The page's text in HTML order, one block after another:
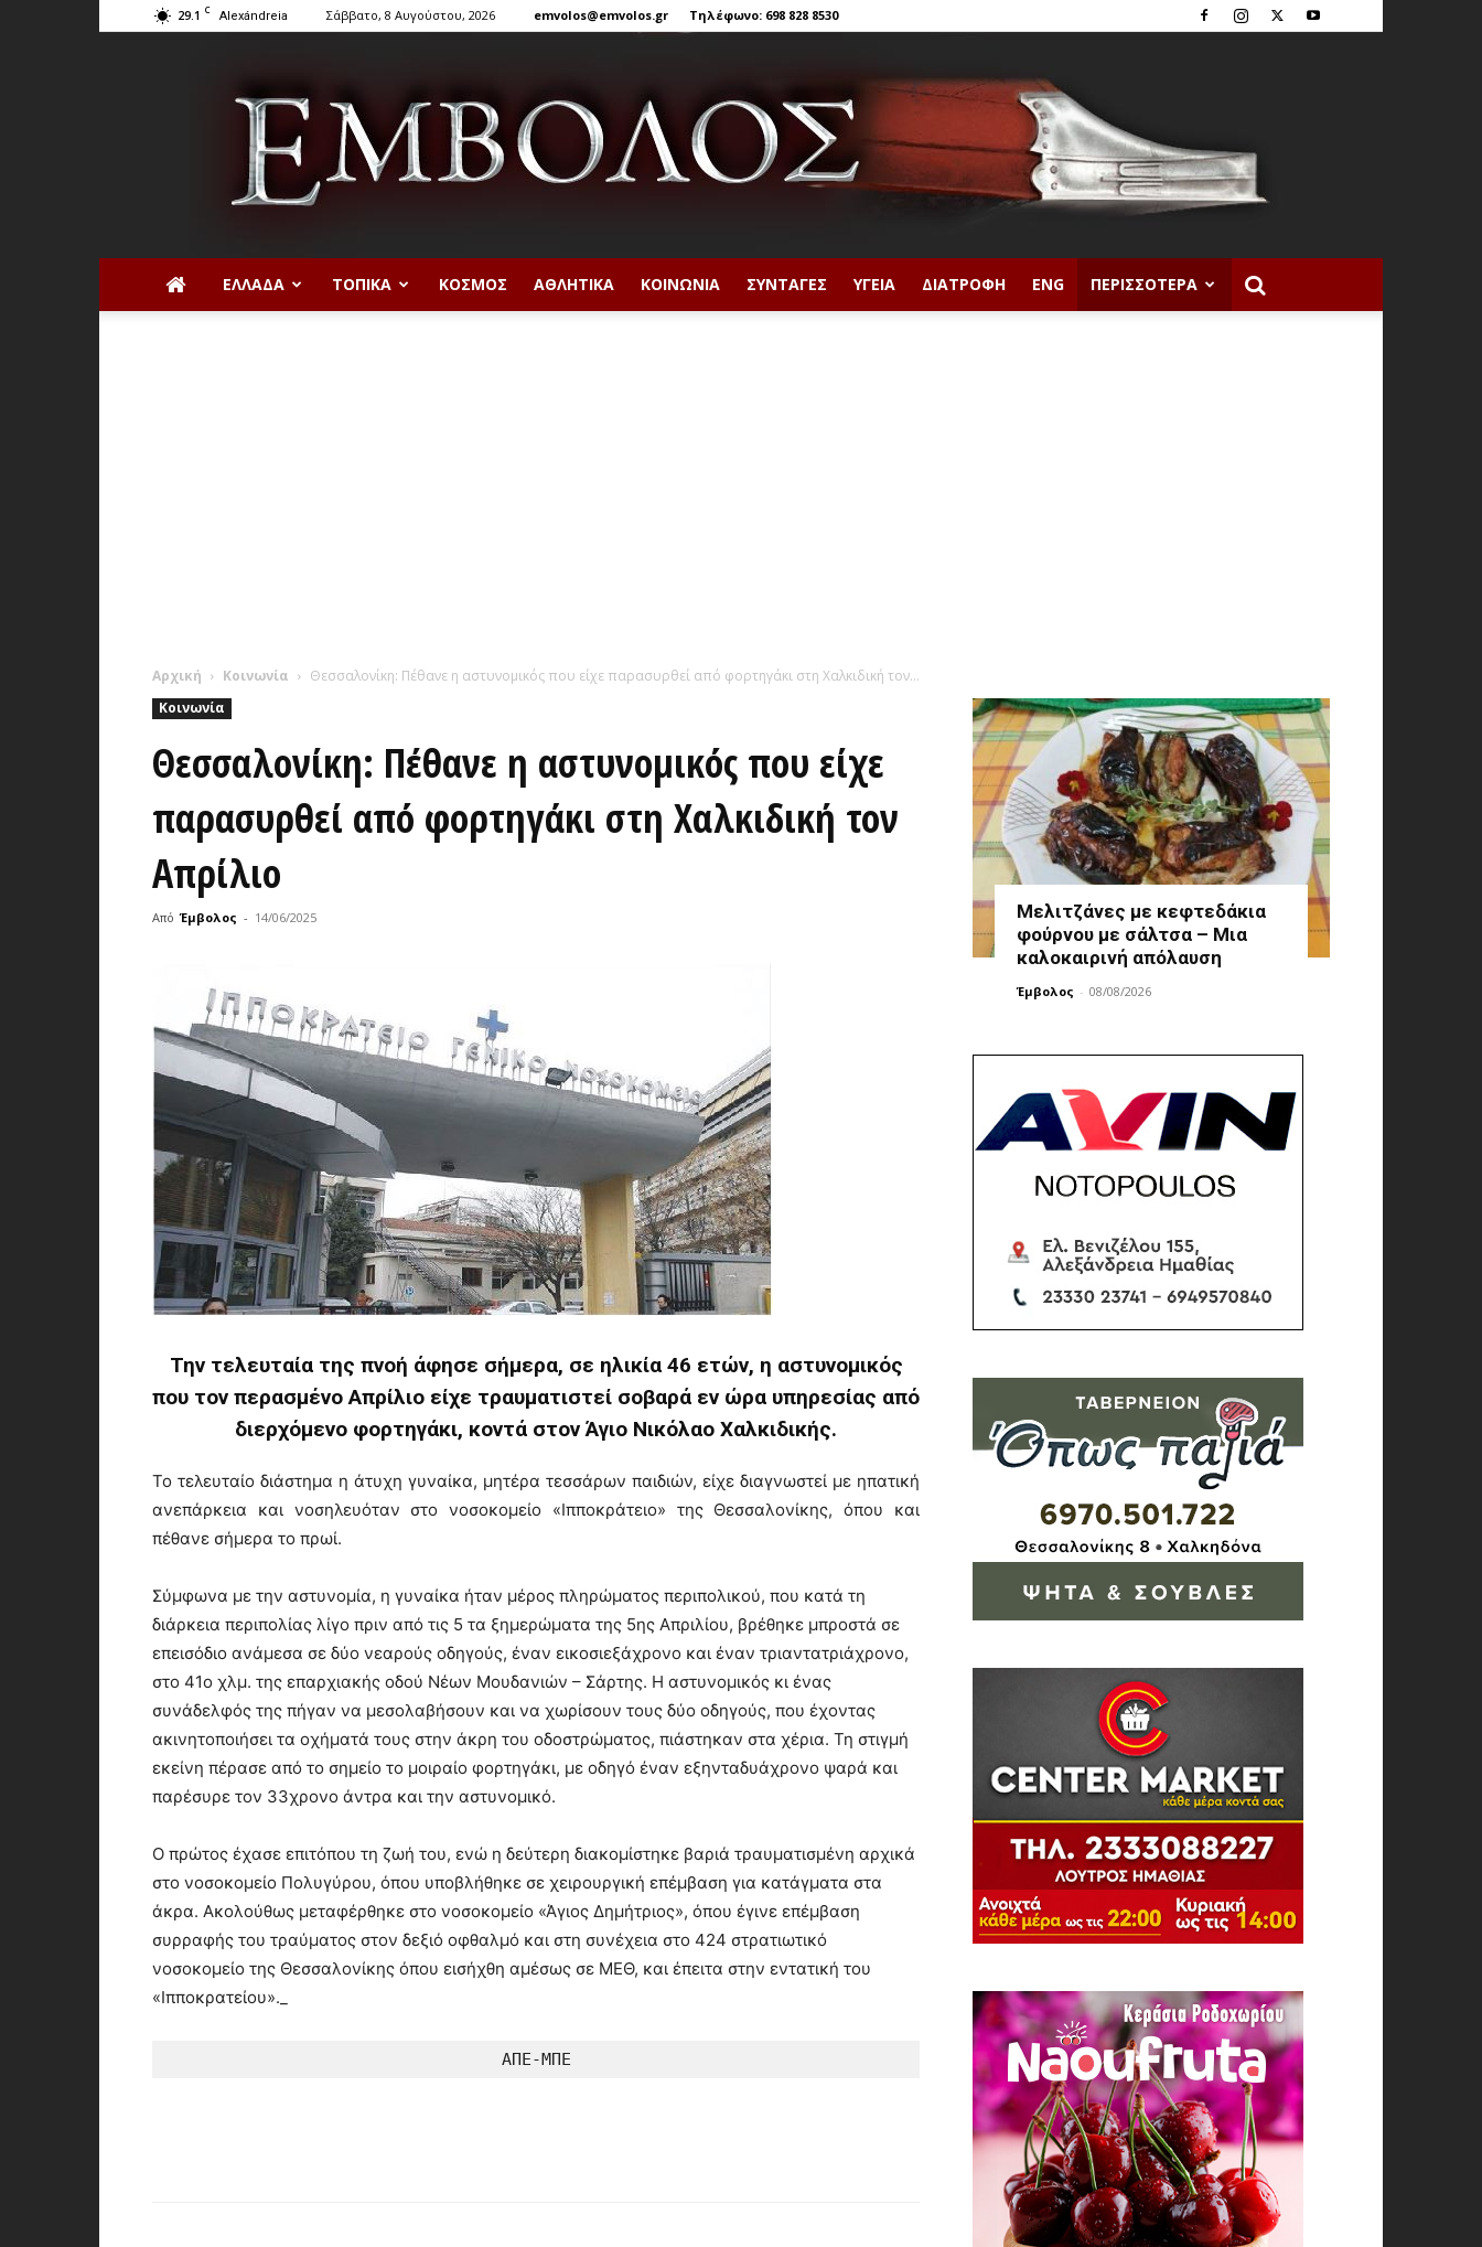
29.1 C Alexándreia Σάββατο, 8 Αυγούστου, 2026 emvolos@emvolos.gr Τηλέφωνο: 698 828 8530
ΕΛΛΆΔΑ ΤΟΠΙΚΆ ΚΌΣΜΟΣ ΑΘΛΗΤΙΚΆ ΚΟΙΝΩΝΊΑ ΣΥΝΤΑΓΈΣ ΥΓΕΊΑ ΔΙΑΤΡΟΦΉ ENG ΠΕΡΙΣΣΌΤΕΡΑ
Αρχική Κοινωνία
Θεσσαλονίκη: Πέθανε η αστυνομικός που είχε παρασυρθεί από φορτηγάκι στη Χαλκιδική τον...
Κοινωνία
Θεσσαλονίκη: Πέθανε η αστυνομικός που είχε
παρασυρθεί από φορτηγάκι στη Χαλκιδική τον
Απρίλιο
Από Έμβολος - 14/06/2025
Την τελευταία της πνοή άφησε σήμερα, σε ηλικία 46 ετών, η αστυνομικός
που τον περασμένο Απρίλιο είχε τραυματιστεί σοβαρά εν ώρα υπηρεσίας από
διερχόμενο φορτηγάκι, κοντά στον Άγιο Νικόλαο Χαλκιδικής.
Το τελευταίο διάστημα η άτυχη γυναίκα, μητέρα τεσσάρων παιδιών, είχε διαγνωστεί με ηπατική
ανεπάρκεια και νοσηλευόταν στο νοσοκομείο «Ιπποκράτειο» της Θεσσαλονίκης, όπου και
πέθανε σήμερα το πρωί.
Σύμφωνα με την αστυνομία, η γυναίκα ήταν μέρος πληρώματος περιπολικού, που κατά τη
διάρκεια περιπολίας λίγο πριν από τις 5 τα ξημερώματα της 5ης Απριλίου, βρέθηκε μπροστά σε
επεισόδιο ανάμεσα σε δύο νεαρούς οδηγούς, έναν εικοσιεξάχρονο και έναν τριαντατριάχρονο,
στο 41ο χλμ. της επαρχιακής οδού Νέων Μουδανιών – Σάρτης. Η αστυνομικός κι ένας
συνάδελφός της πήγαν να μεσολαβήσουν και να χωρίσουν τους δύο οδηγούς, που έχοντας
ακινητοποιήσει τα οχήματά τους στην άκρη του οδοστρώματος, πιάστηκαν στα χέρια. Τη στιγμή
εκείνη πέρασε από το σημείο το μοιραίο φορτηγάκι, με οδηγό έναν εξηνταδυάχρονο ψαρά και
παρέσυρε τον 33χρονο άντρα και την αστυνομικό.
Ο πρώτος έχασε επιτόπου τη ζωή του, ενώ η δεύτερη διακομίστηκε βαριά τραυματισμένη αρχικά
στο νοσοκομείο Πολυγύρου, όπου υποβλήθηκε σε χειρουργική επέμβαση για κατάγματα στα
άκρα. Ακολούθως μεταφέρθηκε στο νοσοκομείο «Άγιος Δημήτριος», όπου έγινε επέμβαση
συρραφής του τραύματος στον δεξιό οφθαλμό και στη συνέχεια στο 424 στρατιωτικό
νοσοκομείο της Θεσσαλονίκης όπου εισήχθη αμέσως σε ΜΕΘ, και έπειτα στην εντατική του
«Ιπποκρατείου»._
ΑΠΕ-ΜΠΕ
Μελιτζάνες με κεφτεδάκια
φούρνου με σάλτσα – Μια
καλοκαιρινή απόλαυση
Έμβολος - 08/08/2026